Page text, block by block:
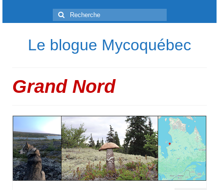
Rechercher
:
Le blogue Mycoquébec
Grand Nord